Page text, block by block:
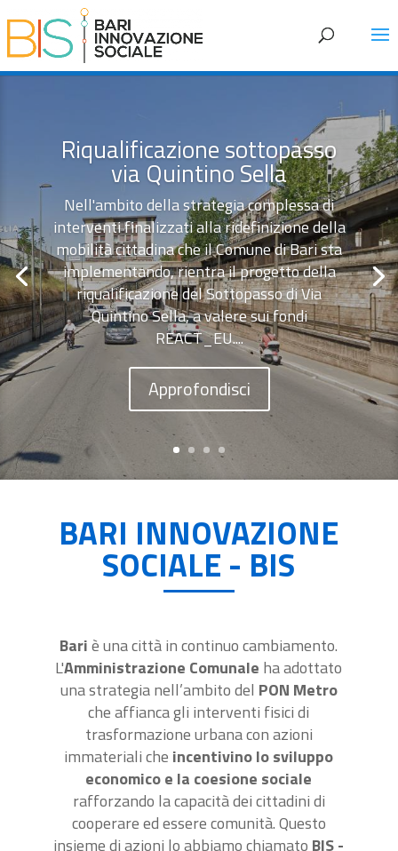
Riqualificazione sottopasso
via Quintino Sella
Nell'ambito della strategia complessa di
interventi finalizzati alla ridefinizione della
mobilità cittadina che il Comune di Bari sta
implementando, rientra il progetto della
riqualificazione del Sottopasso di Via
Quintino Sella, a valere sui fondi
REACT_EU....
Approfondisci
BARI INNOVAZIONE
SOCIALE - BIS
Bariè una città in continuo cambiamento.
L'Amministrazione Comunale ha adottato
una strategia nell’ambito del PON Metro
che affianca gli interventi fisici di
trasformazione urbana con azioni
immateriali che incentivino lo sviluppo
economico e la coesione sociale
rafforzando la capacità dei cittadini di
cooperare ed essere comunità. Questo
insieme di azioni lo abbiamo chiamato BIS -